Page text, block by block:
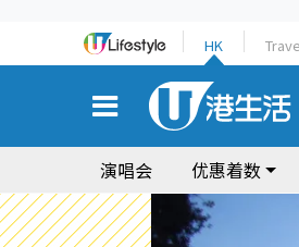
HK
演唱会 优惠着数